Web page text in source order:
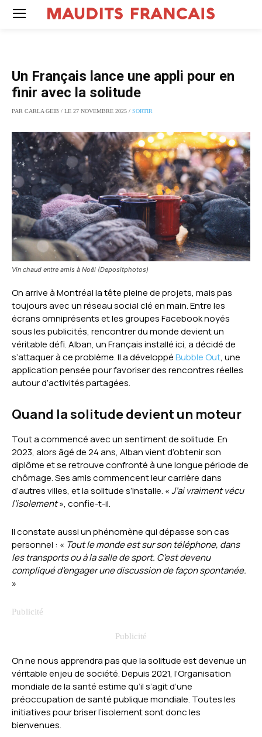
Un Français lance une appli pour en
finir avec la solitude
PAR CARLA GEIB / LE 27 NOVEMBRE 2025 / SORTIR
Vin chaud entre amis à Noël (Depositphotos)
On arrive à Montréal la tête pleine de projets, mais pas
toujours avec un réseau social clé en main. Entre les
écrans omniprésents et les groupes Facebook noyés
sous les publicités, rencontrer du monde devient un
véritable défi. Alban, un Français installé ici, a décidé de
s’attaquer à ce problème. Il a développéBubble Out, une
application pensée pour favoriser des rencontres réelles
autour d’activités partagées.
Quand la solitude devient un moteur
Tout a commencé avec un sentiment de solitude. En
2023, alors âgé de 24 ans, Alban vient d’obtenir son
diplôme et se retrouve confronté à une longue période de
chômage. Ses amis commencent leur carrière dans
d’autres villes, et la solitude s’installe. «J’ai vraiment vécu
l’isolement», confie-t-il.
Il constate aussi un phénomène qui dépasse son cas
personnel : « Tout le monde est sur son téléphone, dans
les transports ou à la salle de sport. C’est devenu
compliqué d’engager une discussion de façon spontanée.
»
On ne nous apprendra pas que la solitude est devenue un
véritable enjeu de société. Depuis 2021, l’Organisation
mondiale de la santé estime qu’il s’agit d’une
préoccupation de santé publique mondiale. Toutes les
initiatives pour briser l’isolement sont donc les
bienvenues.